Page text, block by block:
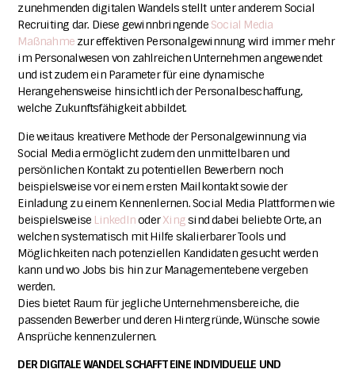
zunehmenden digitalen Wandels stellt unter anderem Social
Recruiting dar. Diese gewinnbringende Social Media
Maßnahme zur effektiven Personalgewinnung wird immer mehr
im Personalwesen von zahlreichen Unternehmen angewendet
und ist zudem ein Parameter für eine dynamische
Herangehensweise hinsichtlich der Personalbeschaffung,
welche Zukunftsfähigkeit abbildet.
Die weitaus kreativere Methode der Personalgewinnung via
Social Media ermöglicht zudem den unmittelbaren und
persönlichen Kontakt zu potentiellen Bewerbern noch
beispielsweise vor einem ersten Mailkontakt sowie der
Einladung zu einem Kennenlernen. Social Media Plattformen wie
beispielsweise LinkedInoderXingsind dabei beliebte Orte, an
welchen systematisch mit Hilfe skalierbarer Tools und
Möglichkeiten nach potenziellen Kandidaten gesucht werden
kann und wo Jobs bis hin zur Managementebene vergeben
werden.
Dies bietet Raum für jegliche Unternehmensbereiche, die
passenden Bewerber und deren Hintergründe, Wünsche sowie
Ansprüche kennenzulernen.
DER DIGITALE WANDEL SCHAFFT EINE INDIVIDUELLE UND